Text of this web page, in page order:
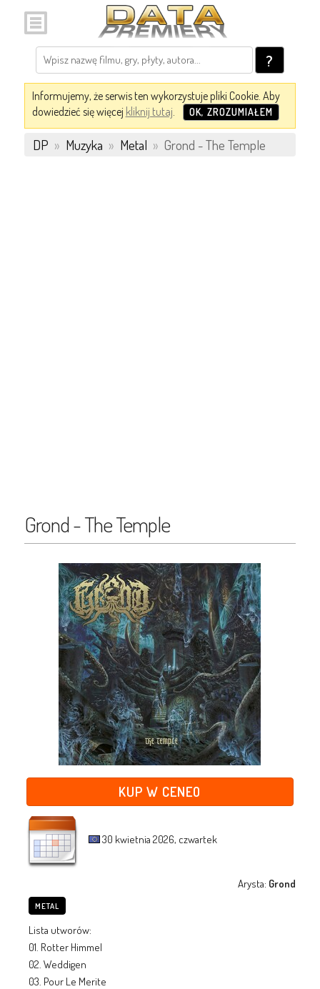
?
Informujemy, że serwis ten wykorzystuje pliki Cookie. Aby
dowiedzieć się więcej kliknij tutaj. OK, ZROZUMIAŁEM
DP » Muzyka » Metal » Grond - The Temple
Grond - The Temple
KUP W CENEO
30 kwietnia 2026, czwartek
Arysta: Grond
METAL
Lista utworów:
01. Rotter Himmel
02. Weddigen
03. Pour Le Merite